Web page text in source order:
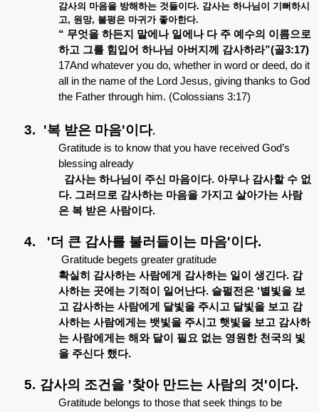
감사의 마음을 방해하는 것들이다. 감사는 하나님이
기뻐하시
고, 원망, 불평은 마귀가 좋아한다.
“ 무엇을 하든지 말에나 일에나 다 주 예수의 이름으로
하고 그를 힘입어 하나님 아버지께 감사하라”(골3:17)
17And whatever you do, whether in word or deed, do it
all in the name of the Lord Jesus, giving thanks to God
the Father through him. (Colossians 3:17)
3. '복 받은 마음'이다.
Gratitude is to know that you have received God’s
blessing already
감사는 하나님이 주신 마음이다. 아무나 감사할 수 없
다. 그러므로 감사하는 마음을 가지고 살아가는 사람
은 복 받은 사람이다.
4. '더 큰 감사를 불러들이는 마음'이다.
Gratitude begets greater gratitude
확실히 감사하는 사람에게 감사하는 일이 생긴다. 감
사하는 곳에는 기적이 일어난다. 슬펄전은 ‘별빛을 보
고 감사하는 사람에게 달빛을 주시고 달빛을 보고 감
사하는 사람에게는 뱃빛을 주시고 햇빛을 보고 감사하
는 사람에게는 해와 달이 필요 없는 영원한 천국의 빛
을 주신다 했다.
5. 감사의 조건을 '찾아 만드는 사람의 것'이다.
Gratitude belongs to those that seek things to be